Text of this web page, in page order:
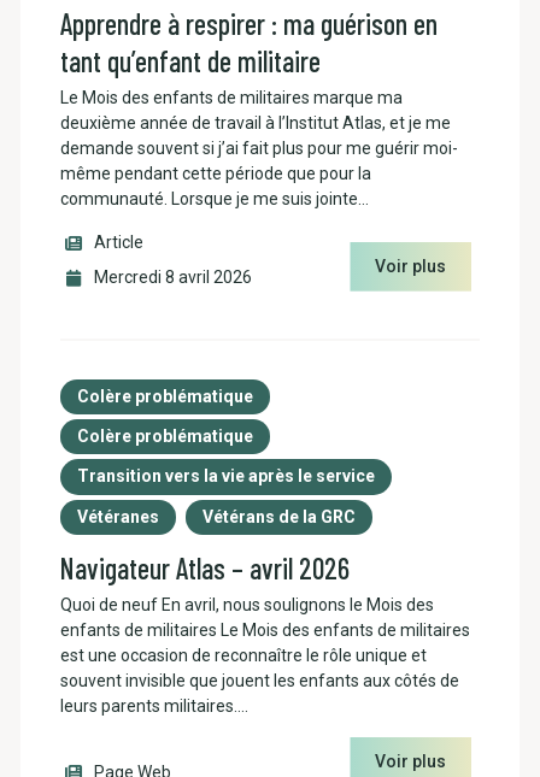
Apprendre à respirer : ma guérison en
tant qu’enfant de militaire
Le Mois des enfants de militaires marque ma
deuxième année de travail à l’Institut Atlas, et je me
demande souvent si j’ai fait plus pour me guérir moi-
même pendant cette période que pour la
communauté. Lorsque je me suis jointe…
Article
Mercredi 8 avril 2026
Voir plus
Colère problématique
Colère problématique
Transition vers la vie après le service
Vétéranes Vétérans de la GRC
Navigateur Atlas – avril 2026
Quoi de neuf En avril, nous soulignons le Mois des
enfants de militaires Le Mois des enfants de militaires
est une occasion de reconnaître le rôle unique et
souvent invisible que jouent les enfants aux côtés de
leurs parents militaires.…
Page Web
Voir plus
Salut! Posez-moi toutes vos questions!